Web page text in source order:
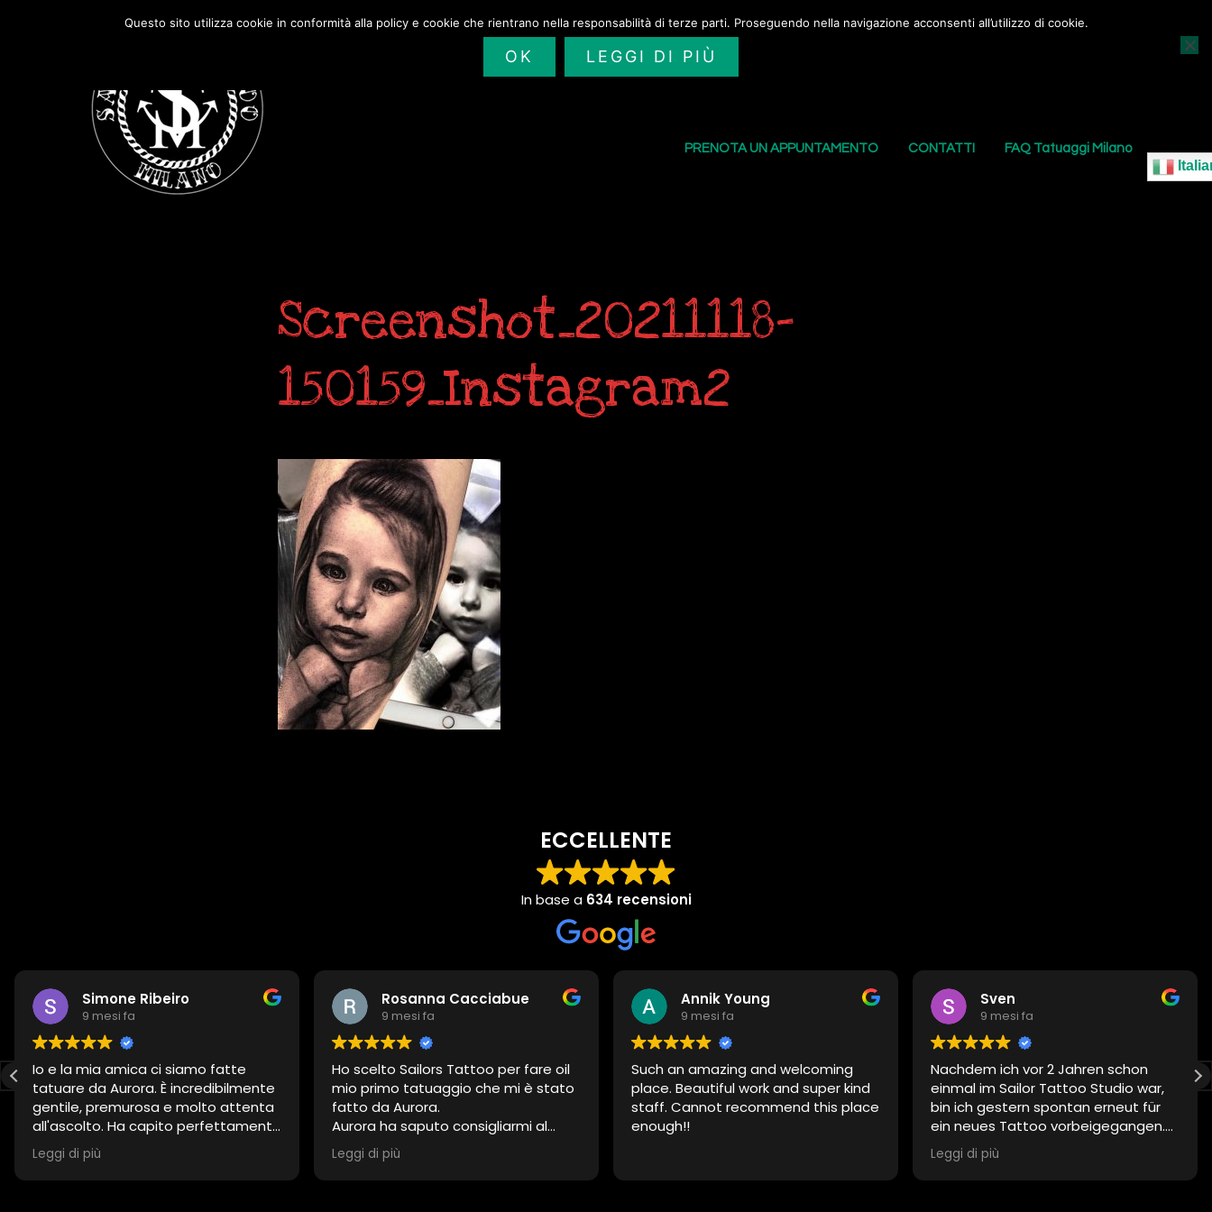
SAILORS TATTOO I NOSTRI TATUAGGI
PRENOTA UN APPUNTAMENTO CONTATTI FAQ Tatuaggi Milano
Screenshot_20211118-
150159_Instagram2
ECCELLENTE
In base a 634 recensioni
Simone Ribeiro
9 mesi fa
Io e la mia amica ci siamo fatte
tatuare da Aurora. È incredibilmente
gentile, premurosa e molto attenta
all'ascolto. Ha capito perfettamente
cosa volevamo e il risultato è
semplicemente magnifico. Grazie
ancora, Aurora, per questa
Leggi di più
Rosanna Cacciabue
9 mesi fa
Ho scelto Sailors Tattoo per fare oil
mio primo tatuaggio che mi è stato
fatto da Aurora.
Aurora ha saputo consigliarmi al
meglio, è stata delicatissima e il
tatuaggio è molto più bello di quello
che io avevo immaginato.
Leggi di più
Annik Young
9 mesi fa
Such an amazing and welcoming
place. Beautiful work and super kind
staff. Cannot recommend this place
enough!!
Sven
9 mesi fa
Nachdem ich vor 2 Jahren schon
einmal im Sailor Tattoo Studio war,
bin ich gestern spontan erneut für
ein neues Tattoo vorbeigegangen.
Mein Wunsch war aus mehreren
Ideen ein kombiniertes, Individuelles
Motiv zu bekommen.
Leggi di più
Questo sito utilizza cookie in conformità alla policy e cookie che rientrano nella responsabilità di terze parti. Proseguendo nella navigazione acconsenti all’utilizzo di cookie.
OK LEGGI DI PIÙ